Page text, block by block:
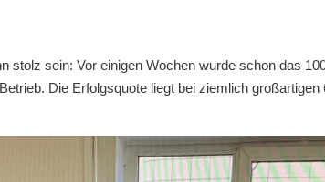
stolz sein: Vor einigen Wochen wurde schon das
Die Erfolgsquote liegt bei ziemlich großartigen